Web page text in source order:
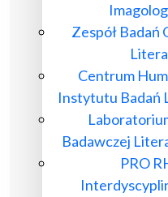
Zespół Badań
Centrum
Instytutu Badań
Badawczej
PRO